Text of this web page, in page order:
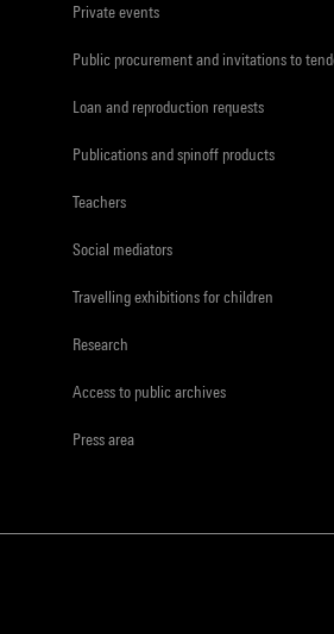
Private events
Public procurement and invitations to
Loan and reproduction requests
Publications and spinoff products
Teachers
Social mediators
Travelling exhibitions for children
Research
Access to public archives
Press area